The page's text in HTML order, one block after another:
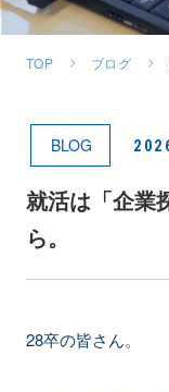
TOP ブログ
BLOG
就活は「企業
ら。
28卒の皆さん。